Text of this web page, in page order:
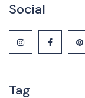
Social
Tag